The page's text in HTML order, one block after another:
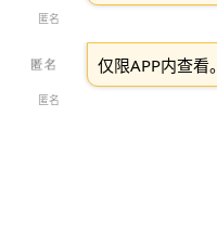
匿名
匿名
仅限APP内查看。